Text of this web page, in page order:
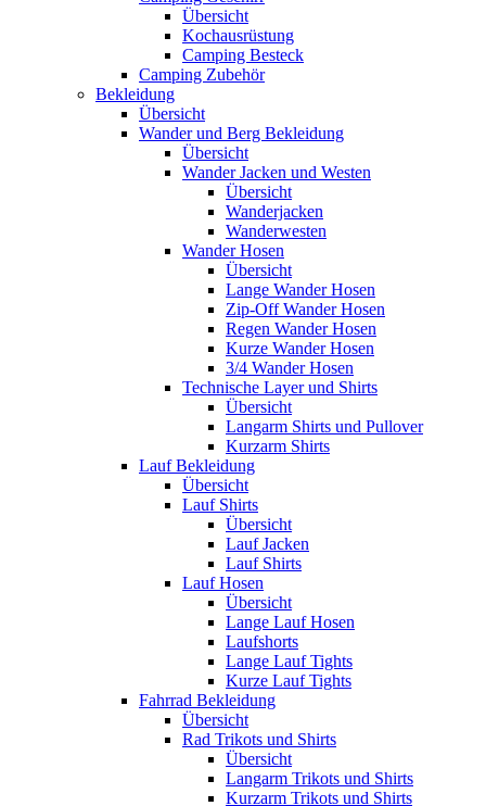
Übersicht
Kochausrüstung
Camping Besteck
Camping Zubehör
Bekleidung
Übersicht
Wander und Berg Bekleidung
Übersicht
Wander Jacken und Westen
Übersicht
Wanderjacken
Wanderwesten
Wander Hosen
Übersicht
Lange Wander Hosen
Zip-Off Wander Hosen
Regen Wander Hosen
Kurze Wander Hosen
3/4 Wander Hosen
Technische Layer und Shirts
Übersicht
Langarm Shirts und Pullover
Kurzarm Shirts
Lauf Bekleidung
Übersicht
Lauf Shirts
Übersicht
Lauf Jacken
Lauf Shirts
Lauf Hosen
Übersicht
Lange Lauf Hosen
Laufshorts
Lange Lauf Tights
Kurze Lauf Tights
Fahrrad Bekleidung
Übersicht
Rad Trikots und Shirts
Übersicht
Langarm Trikots und Shirts
Kurzarm Trikots und Shirts